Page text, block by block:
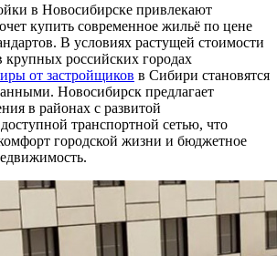
в Новосибирске привлекают
купить современное жильё по цене
В условиях растущей стоимости
крупных российских городах
от застройщиков в Сибири становятся
Новосибирск предлагает
в районах с развитой
транспортной сетью, что
комфорт городской жизни и бюджетное